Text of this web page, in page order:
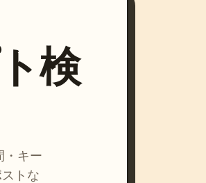
検
・キー
トな